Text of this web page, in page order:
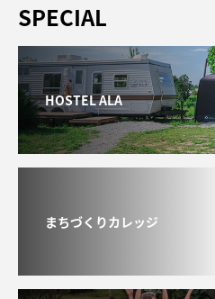
SPECIAL
HOSTEL ALA
まちづくりカレッジ